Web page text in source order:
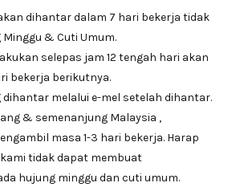
dihantar dalam 7 hari bekerja tidak
& Cuti Umum.
selepas jam 12 tengah hari akan
bekerja berikutnya.
dihantar melalui e-mel setelah dihantar.
& semenanjung Malaysia ,
masa 1-3 hari bekerja. Harap
tidak dapat membuat
hujung minggu dan cuti umum.